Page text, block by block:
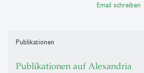
Email schreiben
Publikationen
Publikationen auf Alexandria